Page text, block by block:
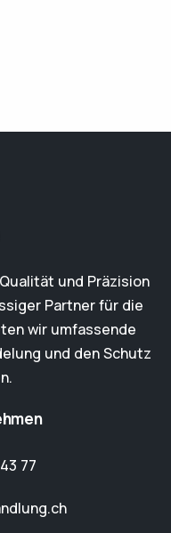
und Präzision
Partner für die
wir umfassende
und den Schutz
77